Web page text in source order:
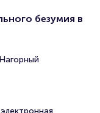
безумия в